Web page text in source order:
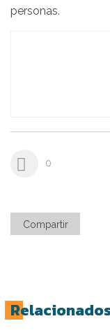
personas.
0
Compartir